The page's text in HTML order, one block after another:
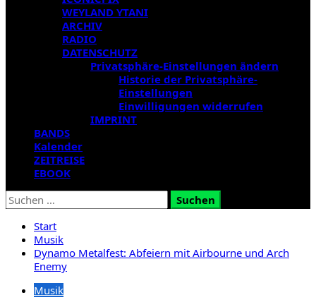
WEYLAND YTANI
ARCHIV
RADIO
DATENSCHUTZ
Privatsphäre-Einstellungen ändern
Historie der Privatsphäre-
Einstellungen
Einwilligungen widerrufen
IMPRINT
BANDS
Kalender
ZEITREISE
EBOOK
Suchen
nach:
Start
Musik
Dynamo Metalfest: Abfeiern mit Airbourne und Arch
Enemy
Musik